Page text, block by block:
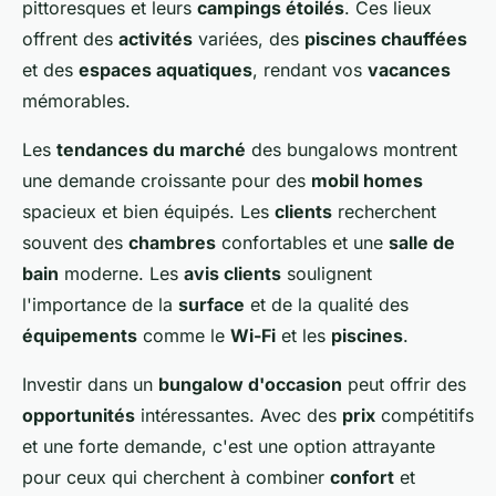
pittoresques et leurs campings étoilés. Ces lieux
offrent des activités variées, des piscines chauffées
et des espaces aquatiques, rendant vos vacances
mémorables.
Les tendances du marché des bungalows montrent
une demande croissante pour des mobil homes
spacieux et bien équipés. Les clients recherchent
souvent des chambres confortables et une salle de
bain moderne. Les avis clients soulignent
l'importance de la surface et de la qualité des
équipements comme le Wi-Fi et les piscines.
Investir dans un bungalow d'occasion peut offrir des
opportunités intéressantes. Avec des prix compétitifs
et une forte demande, c'est une option attrayante
pour ceux qui cherchent à combiner confort et